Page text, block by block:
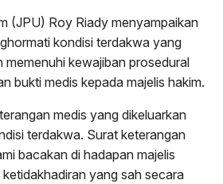
(JPU) Roy Riady menyampaikan
kondisi terdakwa yang
memenuhi kewajiban prosedural
bukti medis kepada majelis hakim.
medis yang dikeluarkan
terdakwa. Surat keterangan
bacakan di hadapan majelis
yang sah secara